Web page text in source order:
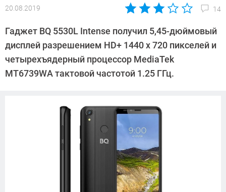
20.08.2019 14
Автор:
Кошик
Гаджет BQ 5530L Intense получил 5,45-дюймовый
дисплей разрешением HD+ 1440 x 720 пикселей и
четырехъядерный процессор MediaTek
MT6739WA тактовой частотой 1.25 ГГц.